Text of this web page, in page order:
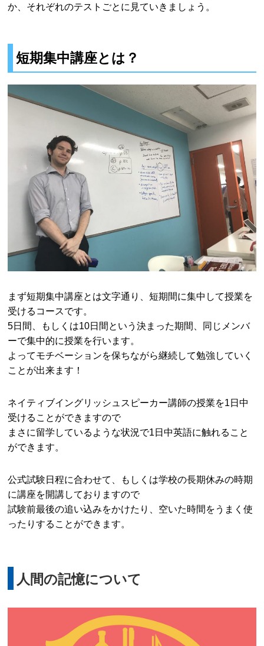
か、それぞれのテストごとに見ていきましょう。
短期集中講座とは？
まず短期集中講座とは文字通り、短期間に集中して授業を
受けるコースです。
5日間、もしくは10日間という決まった期間、同じメンバ
ーで集中的に授業を行います。
よってモチベーションを保ちながら継続して勉強していく
ことが出来ます！
ネイティブイングリッシュスピーカー講師の授業を1日中
受けることができますので
まさに留学しているような状況で1日中英語に触れること
ができます。
公式試験日程に合わせて、もしくは学校の長期休みの時期
に講座を開講しておりますので
試験前最後の追い込みをかけたり、空いた時間をうまく使
ったりすることができます。
人間の記憶について